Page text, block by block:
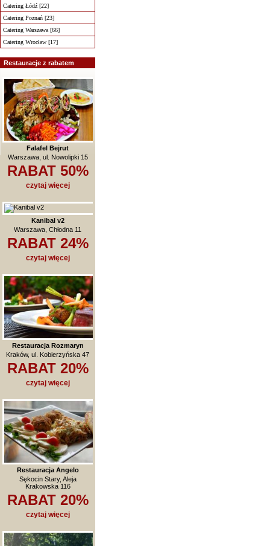
Catering Łódź [22]
Catering Poznań [23]
Catering Warszawa [66]
Catering Wrocław [17]
Restauracje z rabatem
Falafel Bejrut
Warszawa, ul. Nowolipki 15
RABAT 50%
czytaj więcej
Kanibal v2
Warszawa, Chłodna 11
RABAT 24%
czytaj więcej
Restauracja Rozmaryn
Kraków, ul. Kobierzyńska 47
RABAT 20%
czytaj więcej
Restauracja Angelo
Sękocin Stary, Aleja
Krakowska 116
RABAT 20%
czytaj więcej